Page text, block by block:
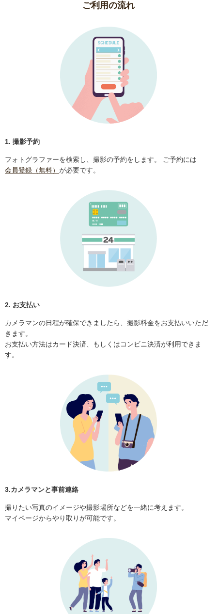
ご利用の流れ
1. 撮影予約
フォトグラファーを検索し、撮影の予約をします。 ご予約には
会員登録（無料） が必要です。
2. お支払い
カメラマンの日程が確保できましたら、撮影料金をお支払いいただ
きます。
お支払い方法はカード決済、もしくはコンビニ決済が利用できま
す。
3.カメラマンと事前連絡
撮りたい写真のイメージや撮影場所などを一緒に考えます。
マイページからやり取りが可能です。